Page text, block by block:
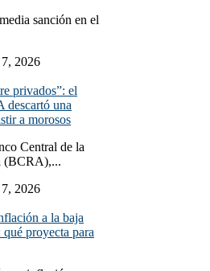
sanción en el
7, 2026
privados”: el
descartó una
a morosos
Central de la
(BCRA),...
7, 2026
a la baja
proyecta para